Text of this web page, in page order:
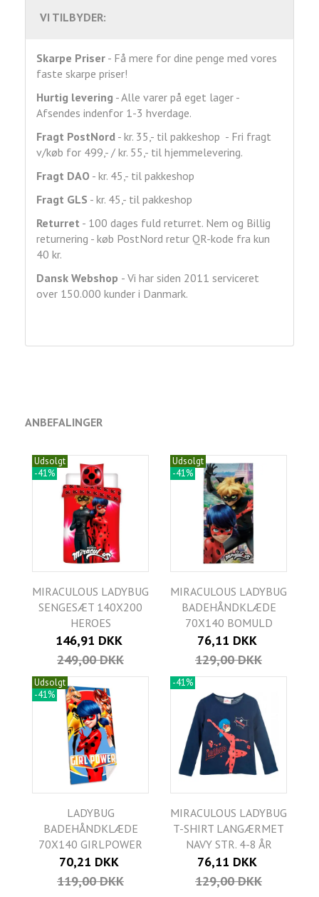
VI TILBYDER:
Skarpe Priser - Få mere for dine penge med vores
faste skarpe priser!
Hurtig levering - Alle varer på eget lager -
Afsendes indenfor 1-3 hverdage.
Fragt PostNord - kr. 35,- til pakkeshop - Fri fragt
v/køb for 499,- / kr. 55,- til hjemmelevering.
Fragt DAO - kr. 45,- til pakkeshop
Fragt GLS - kr. 45,- til pakkeshop
Returret - 100 dages fuld returret. Nem og Billig
returnering - køb PostNord retur QR-kode fra kun
40 kr.
Dansk Webshop - Vi har siden 2011 serviceret
over 150.000 kunder i Danmark.
ANBEFALINGER
Udsolgt
-41%
MIRACULOUS LADYBUG
SENGESÆT 140X200
HEROES
146,91 DKK
249,00 DKK
Udsolgt
-41%
MIRACULOUS LADYBUG
BADEHÅNDKLÆDE
70X140 BOMULD
76,11 DKK
129,00 DKK
Udsolgt
-41%
LADYBUG
BADEHÅNDKLÆDE
70X140 GIRLPOWER
70,21 DKK
119,00 DKK
-41%
MIRACULOUS LADYBUG
T-SHIRT LANGÆRMET
NAVY STR. 4-8 ÅR
76,11 DKK
129,00 DKK